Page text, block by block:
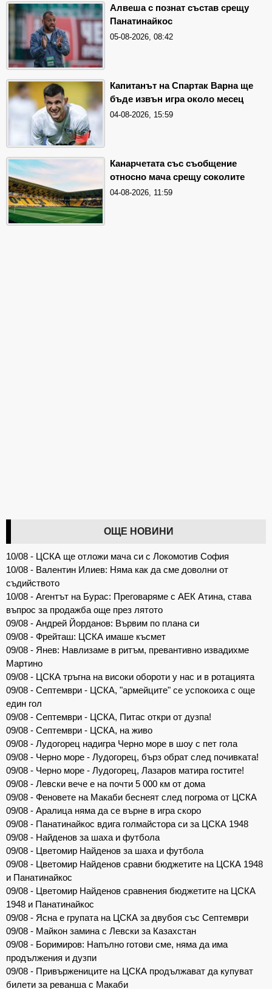
Алвеша с познат състав срещу
Панатинайкос
05-08-2026, 08:42
Капитанът на Спартак Варна ще
бъде извън игра около месец
04-08-2026, 15:59
Канарчетата със съобщение
относно мача срещу соколите
04-08-2026, 11:59
ОЩЕ НОВИНИ
10/08 - ЦСКА ще отложи мача си с Локомотив София
10/08 - Валентин Илиев: Няма как да сме доволни от
съдийството
10/08 - Агентът на Бурас: Преговаряме с АЕК Атина, става
въпрос за продажба още през лятото
09/08 - Андрей Йорданов: Вървим по плана си
09/08 - Фрейташ: ЦСКА имаше късмет
09/08 - Янев: Навлизаме в ритъм, превантивно извадихме
Мартино
09/08 - ЦСКА тръгна на високи обороти у нас и в ротацията
09/08 - Септември - ЦСКА, "армейците" се успокоиха с още
един гол
09/08 - Септември - ЦСКА, Питас откри от дузпа!
09/08 - Септември - ЦСКА, на живо
09/08 - Лудогорец надигра Черно море в шоу с пет гола
09/08 - Черно море - Лудогорец, бърз обрат след почивката!
09/08 - Черно море - Лудогорец, Лазаров матира гостите!
09/08 - Левски вече е на почти 5 000 км от дома
09/08 - Феновете на Макаби беснеят след погрома от ЦСКА
09/08 - Аралица няма да се върне в игра скоро
09/08 - Панатинайкос вдига голмайстора си за ЦСКА 1948
09/08 - Найденов за шаха и футбола
09/08 - Цветомир Найденов за шаха и футбола
09/08 - Цветомир Найденов сравни бюджетите на ЦСКА 1948
и Панатинайкос
09/08 - Цветомир Найденов сравнения бюджетите на ЦСКА
1948 и Панатинайкос
09/08 - Ясна е групата на ЦСКА за двубоя със Септември
09/08 - Майкон замина с Левски за Казахстан
09/08 - Боримиров: Напълно готови сме, няма да има
продължения и дузпи
09/08 - Привържениците на ЦСКА продължават да купуват
билети за реванша с Макаби